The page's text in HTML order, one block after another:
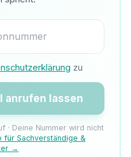
zu
anrufen lassen
· Deine Nummer wird nicht
für Sachverständige &
→